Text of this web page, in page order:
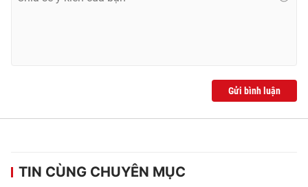
Gửi bình luận
TIN CÙNG CHUYÊN MỤC